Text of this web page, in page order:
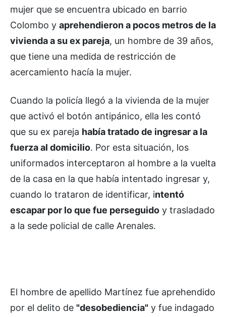
mujer que se encuentra ubicado en barrio
Colombo y aprehendieron a pocos metros de la
vivienda a su ex pareja, un hombre de 39 años,
que tiene una medida de restricción de
acercamiento hacía la mujer.
Cuando la policía llegó a la vivienda de la mujer
que activó el botón antipánico, ella les contó
que su ex pareja había tratado de ingresar a la
fuerza al domicilio. Por esta situación, los
uniformados interceptaron al hombre a la vuelta
de la casa en la que había intentado ingresar y,
cuando lo trataron de identificar, intentó
escapar por lo que fue perseguido y trasladado
a la sede policial de calle Arenales.
El hombre de apellido Martínez fue aprehendido
por el delito de "desobediencia" y fue indagado